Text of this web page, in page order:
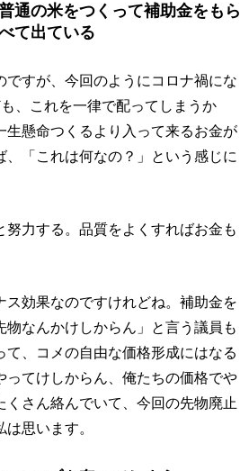
通の米をつくって補助金をもら
て出ている
すが、今回のようにコロナ禍にな
、これを一律で配ってしまうか
懸命つくるより入って来るお金が
「これは何なの？」という感じに
力する。品質をよくすればお金も
効果なのですけれどね。補助金を
なんかけしからん」と言う議員も
、コメの自由な価格形成にはなる
てけしからん、俺たちの価格でや
さん絡んでいて、今回の先物廃止
思います。